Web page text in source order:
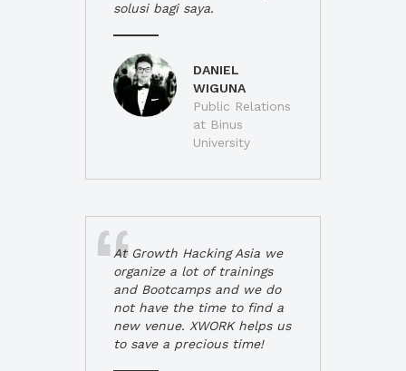
solusi bagi saya.
DANIEL
WIGUNA
Public Relations
at Binus
University
At Growth Hacking Asia we
organize a lot of trainings
and Bootcamps and we do
not have the time to find a
new venue. XWORK helps us
to save a precious time!